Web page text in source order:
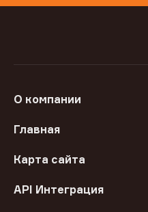
О компании
Главная
Карта сайта
API Интеграция